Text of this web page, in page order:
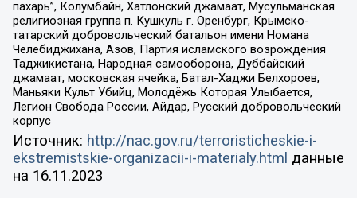
пахарь”, Колумбайн, Хатлонский джамаат, Мусульманская
религиозная группа п. Кушкуль г. Оренбург, Крымско-
татарский добровольческий батальон имени Номана
Челебиджихана, Азов, Партия исламского возрождения
Таджикистана, Народная самооборона, Дуббайский
джамаат, московская ячейка, Батал-Хаджи Белхороев,
Маньяки Культ Убийц, Молодёжь Которая Улыбается,
Легион Свобода России, Айдар, Русский добровольческий
корпус
Источник: http://nac.gov.ru/terroristicheskie-i-
ekstremistskie-organizacii-i-materialy.html данные
на 16.11.2023